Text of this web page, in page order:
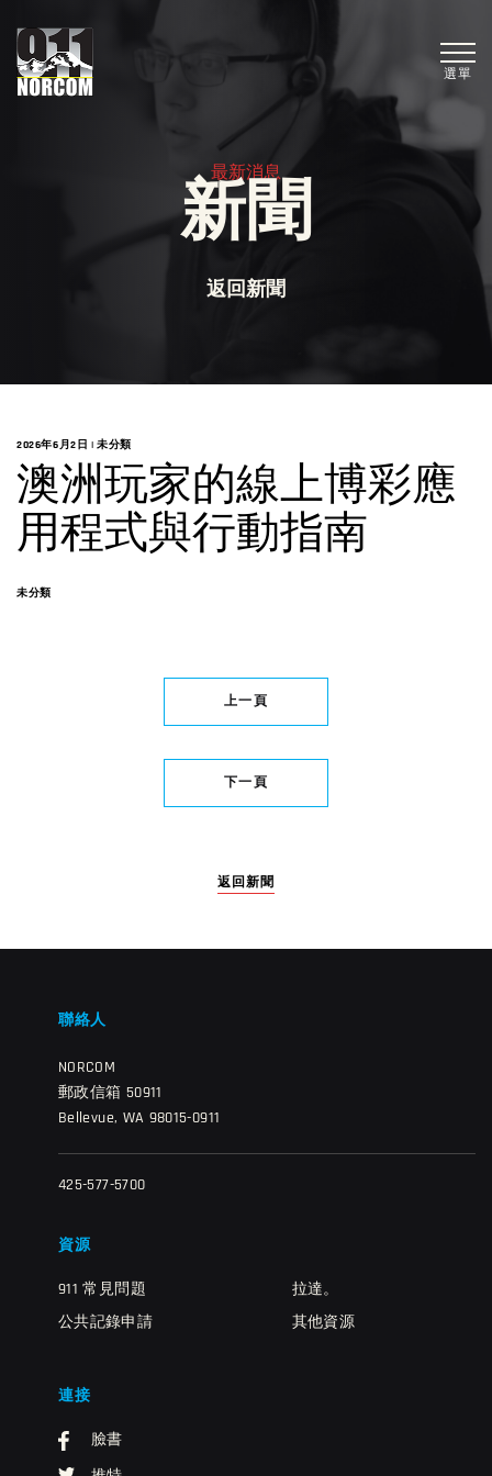
選單
最新消息
新聞
返回新聞
2026年6月2日 | 未分類
澳洲玩家的線上博彩應
用程式與行動指南
未分類
上一頁
下一頁
返回新聞
聯絡人
NORCOM
郵政信箱 50911
Bellevue, WA 98015-0911
425-577-5700
資源
911 常見問題
公共記錄申請
拉達。
其他資源
連接
臉書